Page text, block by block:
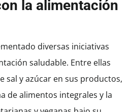
la alimentación
diversas iniciativas
saludable. Entre ellas
sal y azúcar en sus productos,
de alimentos integrales y la